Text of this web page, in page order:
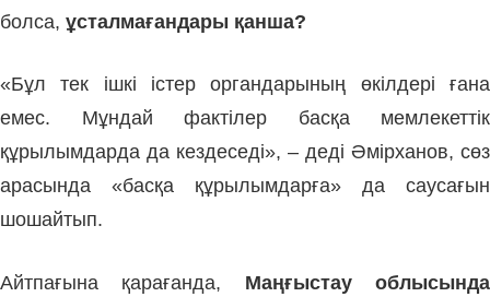
болса, ұсталмағандары қанша?
«Бұл тек ішкі істер органдарының өкілдері ғана
емес. Мұндай фактілер басқа мемлекеттік
құрылымдарда да кездеседі», – деді Әмірханов, сөз
арасында «басқа құрылымдарға» да саусағын
шошайтып.
Айтпағына қарағанда, Маңғыстау облысында